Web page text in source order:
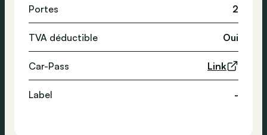
Portes 2
TVA déductible Oui
Car-Pass Link
Label -